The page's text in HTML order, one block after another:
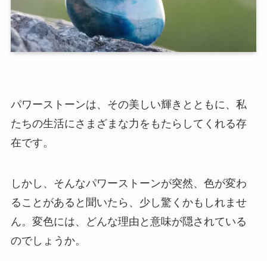
パワーストーンは、その美しい輝きとともに、私
たちの生活にさまざまな力をもたらしてくれる存
在です。
しかし、そんなパワーストーンが突然、色が変わ
ることがあると聞いたら、少し驚くかもしれませ
ん。変色には、どんな理由と意味が隠されている
のでしょうか。